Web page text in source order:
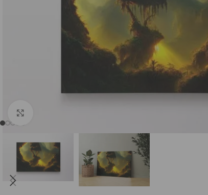
Sugeneruotos Vietos
Sugeneruoti Žmonės Kiti DI (AI)